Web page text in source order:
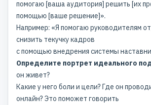
помогаю [ваша аудитория] решить [их
помощью [ваше решение]».
Например: «Я помогаю руководителям
снизить текучку кадров
с помощью внедрения системы
Определите портрет идеального
он живет?
Какие у него боли и цели? Где он
онлайн? Это поможет говорить